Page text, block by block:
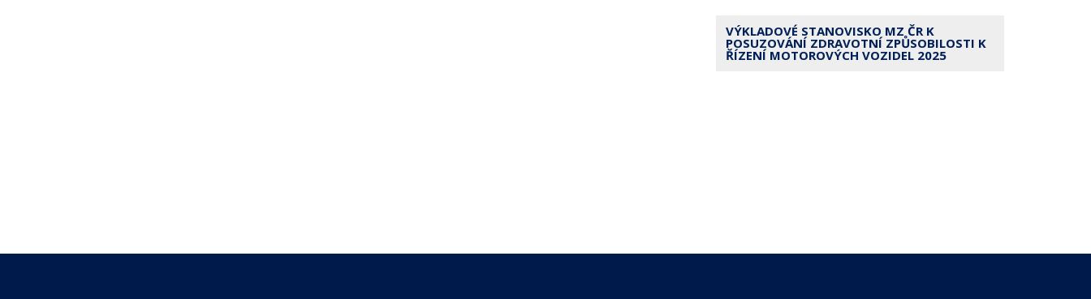
VÝKLADOVÉ STANOVISKO MZ ČR K
POSUZOVÁNÍ ZDRAVOTNÍ ZPŮSOBILOSTI K
ŘÍZENÍ MOTOROVÝCH VOZIDEL 2025